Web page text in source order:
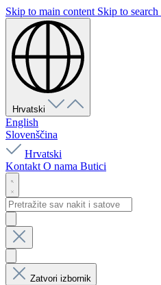
Skip to main content Skip to search
Hrvatski
English
Slovenščina
Hrvatski
Kontakt O nama Butici
Zatvori izbornik